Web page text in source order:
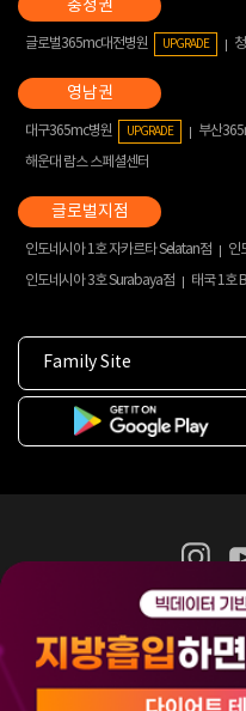
글로벌365mc대전병원 UPGRADE
대구365mc병원 UPGRADE 부산
해운대 람스 스페셜센터
인도네시아 1호 자카르타 Selatan점
인
인도네시아 3호 Surabaya점
태국 1호
Family Site
365mc 병·의원 이
비급
(주)365mcㅣ서울특별시 서초
120-